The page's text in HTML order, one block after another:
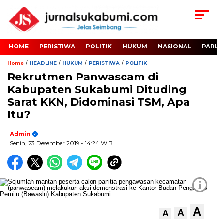
HOME PERISTIWA POLITIK HUKUM NASIONAL
Home / HEADLINE / HUKUM / PERISTIWA / POLITIK
Rekrutmen Panwascam di
Kabupaten Sukabumi Dituding
Sarat KKN, Didominasi TSM, Apa
Itu?
Admin
Senin, 23 Desember 2019 - 14:24 WIB
i
A A A